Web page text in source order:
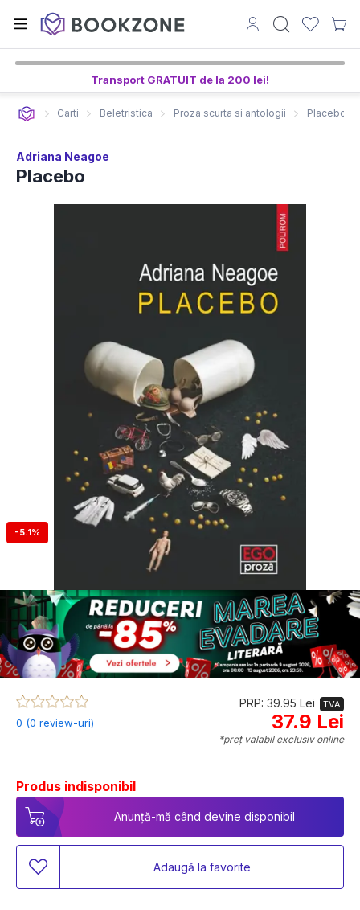
Transport GRATUIT de la 200 lei!
Carti Beletristica Proza scurta si antologii Placebo
Adriana Neagoe
Placebo
-5.1%
0 (0 review-uri)
PRP: 39.95 Lei TVA
37.9 Lei
*preț valabil exclusiv online
Produs indisponibil
Anunță-mă când devine disponibil
Adaugă la favorite